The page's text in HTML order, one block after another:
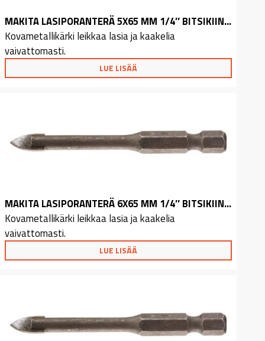
MAKITA LASIPORANTERÄ 5X65 MM 1/4″ BITSIKIINNITYS
Kovametallikärki leikkaa lasia ja kaakelia
vaivattomasti.
LUE LISÄÄ
MAKITA LASIPORANTERÄ 6X65 MM 1/4″ BITSIKIINNITYS
Kovametallikärki leikkaa lasia ja kaakelia
vaivattomasti.
LUE LISÄÄ